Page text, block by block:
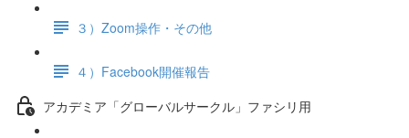
３）Zoom操作・その他
４）Facebook開催報告
アカデミア「グローバルサークル」ファシリ用